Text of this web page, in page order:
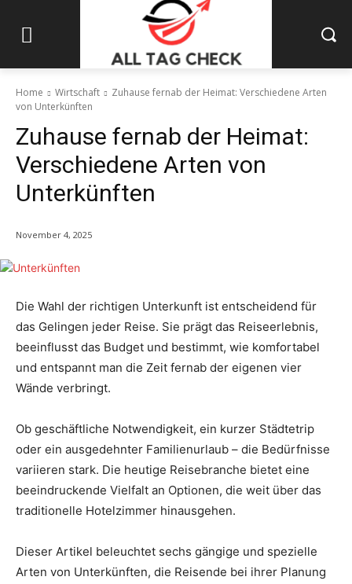
Home Wirtschaft
Zuhause fernab der Heimat: Verschiedene Arten
von Unterkünften
Zuhause fernab der Heimat:
Verschiedene Arten von
Unterkünften
November 4, 2025
Die Wahl der richtigen Unterkunft ist entscheidend für
das Gelingen jeder Reise. Sie prägt das Reiseerlebnis,
beeinflusst das Budget und bestimmt, wie komfortabel
und entspannt man die Zeit fernab der eigenen vier
Wände verbringt.
Ob geschäftliche Notwendigkeit, ein kurzer Städtetrip
oder ein ausgedehnter Familienurlaub – die Bedürfnisse
variieren stark. Die heutige Reisebranche bietet eine
beeindruckende Vielfalt an Optionen, die weit über das
traditionelle Hotelzimmer hinausgehen.
Dieser Artikel beleuchtet sechs gängige und spezielle
Arten von Unterkünften, die Reisende bei ihrer Planung